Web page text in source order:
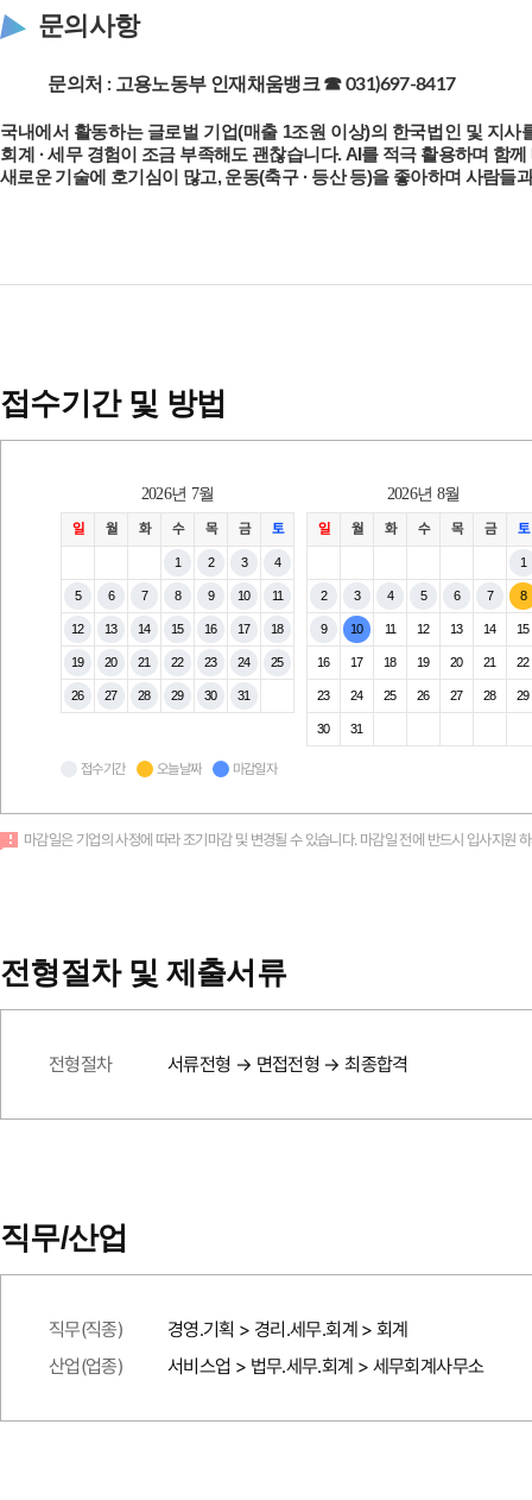
문의사항
문의처 : 고용노동부 인재채움뱅크 ☎ 031)697-8417
국내에서 활동하는 글로벌 기업(매출 1조원 이상)의 한국법인 및 지
회계 · 세무 경험이 조금 부족해도 괜찮습니다. AI를 적극 활용하며 함
새로운 기술에 호기심이 많고, 운동(축구 · 등산 등)을 좋아하며 사람들
접수기간 및 방법
2026년 7월
일 월 화 수 목 금 토
1 2 3 4
5 6 7 8 9 10 11
12 13 14 15 16 17 18
19 20 21 22 23 24 25
26 27 28 29 30 31
2026년 8월
일 월 화 수 목 금 토
1
2 3 4 5 6 7 8
9 10 11 12 13 14 15
16 17 18 19 20 21 22
23 24 25 26 27 28 29
30 31
접수기간 오늘날짜 마감일자
마감일은 기업의 사정에 따라 조기마감 및 변경될 수 있습니다. 마감일 전에 반드시 입사지원
전형절차 및 제출서류
전형절차 서류전형 → 면접전형 → 최종합격
직무/산업
직무(직종)
경영.기획 > 경리.세무.회계 > 회계
산업(업종)
서비스업 > 법무.세무.회계 > 세무회계사무소